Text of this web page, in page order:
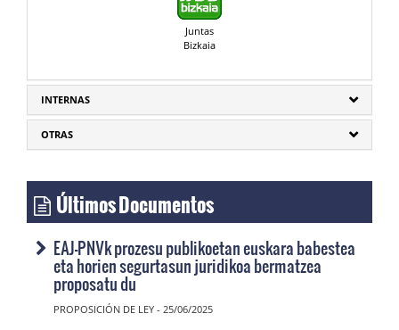
Juntas
Bizkaia
INTERNAS
OTRAS
Últimos Documentos
EAJ-PNVk prozesu publikoetan euskara babestea
eta horien segurtasun juridikoa bermatzea
proposatu du
PROPOSICIÓN DE LEY - 25/06/2025